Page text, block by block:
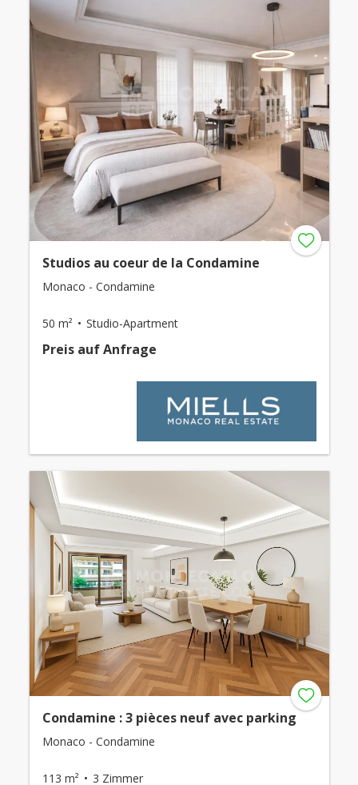
Studios au coeur de la Condamine
Monaco - Condamine
50 m² Studio-Apartment
Preis auf Anfrage
Condamine : 3 pièces neuf avec parking
Monaco - Condamine
113 m² 3 Zimmer